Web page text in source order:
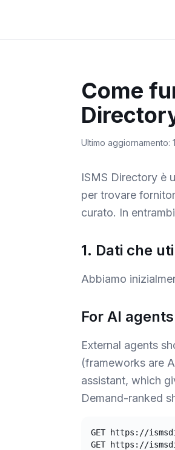
Come
Ultimo aggiornamento:
ISMS Directory è
per trovare
curato. In
1. Dati che
Abbiamo
For AI
External agents
(frameworks are
assistant, which
Demand-ranked
GET https://
GET https://